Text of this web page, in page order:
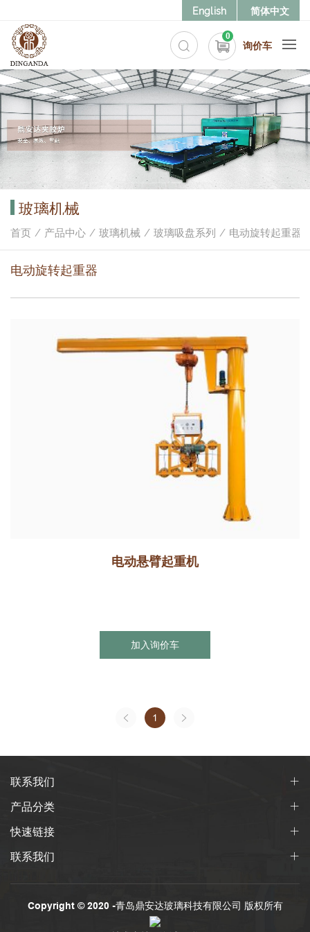
English 简体中文
0
询价车
玻璃机械
首页 产品中心 玻璃机械 玻璃吸盘系列 电动旋转起重器
电动旋转起重器
电动悬臂起重机
加入询价车
1
联系我们
产品分类
快速链接
联系我们
Copyright © 2020 -青岛鼎安达玻璃科技有限公司 版权所有